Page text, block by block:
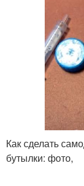
Как сделать
бутылки: фото,